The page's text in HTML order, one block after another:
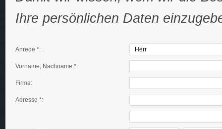
Ihre persönlichen Daten
Anrede *:
Vorname, Nachname *:
Firma:
Adresse *: